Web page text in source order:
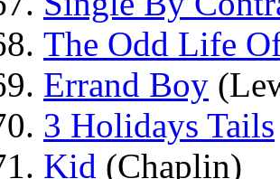
The Odd Life
Errand Boy
3 Holidays Tails
Kid (Chaplin)